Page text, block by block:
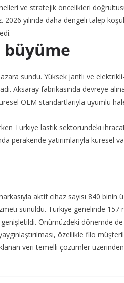
ve stratejik öncelikleri
yılında daha dengeli talep
büyüme
sundu. Yüksek jantlı ve
Aksaray fabrikasında devreye
OEM standartlarıyla uyumlu
Türkiye lastik sektöründeki
yatırımlarıyla küresel
aktif cihaz sayısı 840 binin
sunuldu. Türkiye genelinde 157
genişletildi. Önümüzdeki dönemde
özellikle filo
veri temelli çözümler